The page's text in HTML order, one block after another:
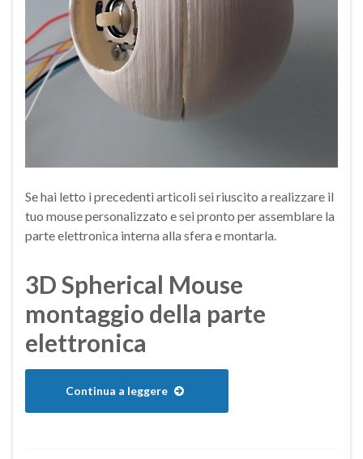
Se hai letto i precedenti articoli sei riuscito a realizzare il
tuo mouse personalizzato e sei pronto per assemblare la
parte elettronica interna alla sfera e montarla.
3D Spherical Mouse
montaggio della parte
elettronica
Continua a leggere